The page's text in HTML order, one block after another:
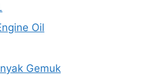
Oil
Gemuk